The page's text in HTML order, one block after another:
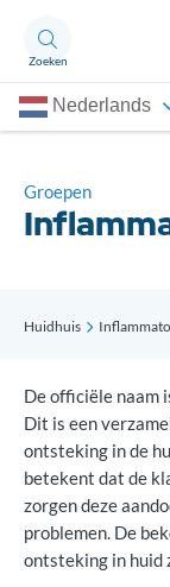
Zoeken
Nederlands
Thema’s
Artikelen
Over Huidhuis
Contact
Doneren
Groepen
De officiële naam
Dit is een
ontsteking in de
betekent dat de
zorgen deze
problemen. De
ontsteking in huid
Huidhuis